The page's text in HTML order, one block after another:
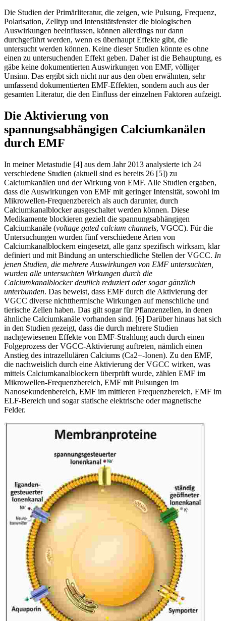
Die Studien der Primärliteratur, die zeigen, wie Puls­ung, Frequenz,
Polarisation, Zelltyp und Intensitätsfenster die biologischen
Auswirkungen beeinflussen, können allerdings nur dann
durchgeführt werden, wenn es überhaupt Effekte gibt, die
untersucht werden können. Keine dieser Studien könnte es ohne
einen zu untersuchenden Effekt geben. Daher ist die Behauptung, es
gäbe keine dokumentierten Auswirkungen von EMF, völliger
Unsinn. Das ergibt sich nicht nur aus den oben erwähnten, sehr
umfassend dokumentierten EMF-Effekten, sondern auch aus der
gesamten Literatur, die den Einfluss der einzelnen Faktoren aufzeigt.
Die Aktivierung von
spannungsabhängigen Calciumkanälen
durch EMF
In meiner Metastudie [4] aus dem Jahr 2013 analysierte ich 24
verschiedene Studien (aktuell sind es bereits 26 [5]) zu
Calciumkanälen und der Wirkung von EMF. Alle Studien ergaben,
dass die Auswirkungen von EMF mit geringer Intensität, sowohl im
Mikrowellen-Frequenzbereich als auch darunter, durch
Calciumkanalblocker ausgeschaltet werden können. Diese
Medikamente blockieren gezielt die spannungsabhängigen
Calciumkanäle (voltage gated calcium channels, VGCC). Für die
Untersuchungen wurden fünf verschiedene Arten von
Calciumkanalblockern eingesetzt, alle ganz spezifisch wirksam, klar
definiert und mit Bindung an unterschiedliche Stellen der VGCC. In
jenen Studien, die mehrere Auswirkungen von EMF untersuchten,
wurden alle untersuchten Wirkungen durch die
Calciumkanalblocker deutlich reduziert oder sogar gänzlich
unterbunden. Das beweist, dass EMF durch die Aktivierung der
VGCC diverse nichtthermische Wirkungen auf menschliche und
tierische Zellen haben. Das gilt sogar für Pflanzenzellen, in denen
ähnliche Calciumkanäle vorhanden sind. [6] Darüber hinaus hat sich
in den Studien gezeigt, dass die durch mehrere Studien
nachgewiesenen Effekte von EMF-Strahlung auch durch einen
Folgeprozess der VGCC-Aktivierung auftreten, nämlich einen
Anstieg des intrazellulären Calciums (Ca2+-Ionen). Zu den EMF,
die nachweislich durch eine Aktivierung der VGCC wirken, was
mittels Calciumkanalblockern überprüft wurde, zählen EMF im
Mikrowellen-Frequenzbereich, EMF mit Pulsungen im
Nanosekundenbereich, EMF im mittleren Frequenzbereich, EMF im
ELF-Bereich und sogar statische elektrische oder magnetische
Felder.